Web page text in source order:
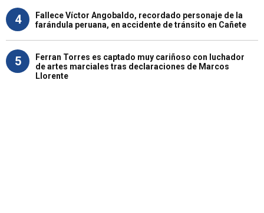
4
Fallece Víctor Angobaldo, recordado personaje de la
farándula peruana, en accidente de tránsito en Cañete
5
Ferran Torres es captado muy cariñoso con luchador
de artes marciales tras declaraciones de Marcos
Llorente